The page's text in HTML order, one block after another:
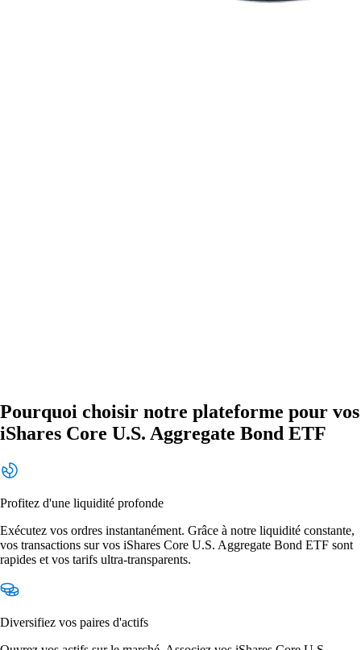
Pourquoi choisir notre plateforme pour vos
iShares Core U.S. Aggregate Bond ETF
Profitez d'une liquidité profonde
Exécutez vos ordres instantanément. Grâce à notre liquidité constante,
vos transactions sur vos iShares Core U.S. Aggregate Bond ETF sont
rapides et vos tarifs ultra-transparents.
Diversifiez vos paires d'actifs